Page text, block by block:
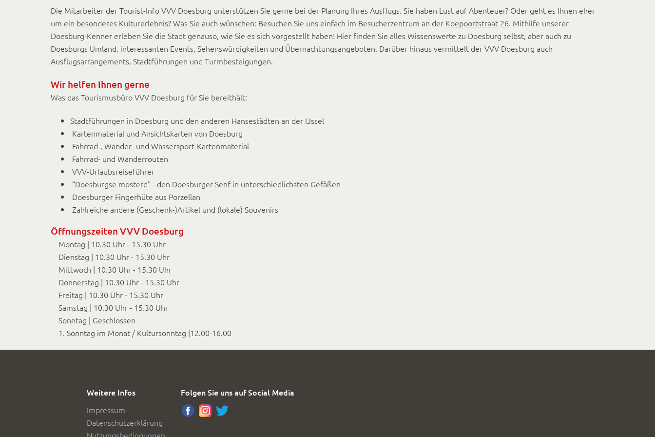
Die Mitarbeiter der Tourist-Info VVV Doesburg unterstützen Sie gerne bei der Planung Ihres Ausflugs. Sie haben Lust auf Abenteuer? Oder geht es Ihnen eher
um ein besonderes Kulturerlebnis? Was Sie auch wünschen: Besuchen Sie uns einfach im Besucherzentrum an der Koepoortstraat 26. Mithilfe unserer
Doesburg-Kenner erleben Sie die Stadt genauso, wie Sie es sich vorgestellt haben! Hier finden Sie alles Wissenswerte zu Doesburg selbst, aber auch zu
Doesburgs Umland, interessanten Events, Sehenswürdigkeiten und Übernachtungsangeboten. Darüber hinaus vermittelt der VVV Doesburg auch
Ausflugsarrangements, Stadtführungen und Turmbesteigungen.
Wir helfen Ihnen gerne
Was das Tourismusbüro VVV Doesburg für Sie bereithält:
Stadtführungen in Doesburg und den anderen Hansestädten an der IJssel
Kartenmaterial und Ansichtskarten von Doesburg
Fahrrad-, Wander- und Wassersport-Kartenmaterial
Fahrrad- und Wanderrouten
VVV-Urlaubsreiseführer
"Doesburgse mosterd" - den Doesburger Senf in unterschiedlichsten Gefäßen
Doesburger Fingerhüte aus Porzellan
Zahlreiche andere (Geschenk-)Artikel und (lokale) Souvenirs
Öffnungszeiten VVV Doesburg
Montag | 10.30 Uhr - 15.30 Uhr
Dienstag | 10.30 Uhr - 15.30 Uhr
Mittwoch | 10.30 Uhr - 15.30 Uhr
Donnerstag | 10.30 Uhr - 15.30 Uhr
Freitag | 10.30 Uhr - 15.30 Uhr
Samstag | 10.30 Uhr - 15.30 Uhr
Sonntag | Geschlossen
1. Sonntag im Monat / Kultursonntag |12.00-16.00
Weitere Infos
Impressum
Datenschutzerklärung
Folgen Sie uns auf Social Media